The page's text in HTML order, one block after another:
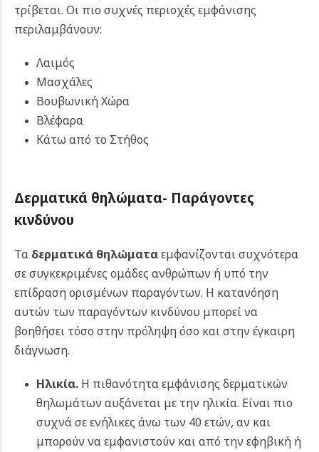
τρίβεται. Οι πιο συχνές περιοχές εμφάνισης
περιλαμβάνουν:
Λαιμός
Μασχάλες
Βουβωνική Χώρα
Βλέφαρα
Κάτω από το Στήθος
Δερματικά θηλώματα- Παράγοντες
κινδύνου
Τα δερματικά θηλώματαεμφανίζονται συχνότερα
σε συγκεκριμένες ομάδες ανθρώπων ή υπό την
επίδραση ορισμένων παραγόντων. Η κατανόηση
αυτών των παραγόντων κινδύνου μπορεί να
βοηθήσει τόσο στην πρόληψη όσο και στην έγκαιρη
διάγνωση.
Ηλικία. Η πιθανότητα εμφάνισης δερματικών
θηλωμάτων αυξάνεται με την ηλικία. Είναι πιο
συχνά σε ενήλικες άνω των 40 ετών, αν και
μπορούν να εμφανιστούν και από την εφηβική ή